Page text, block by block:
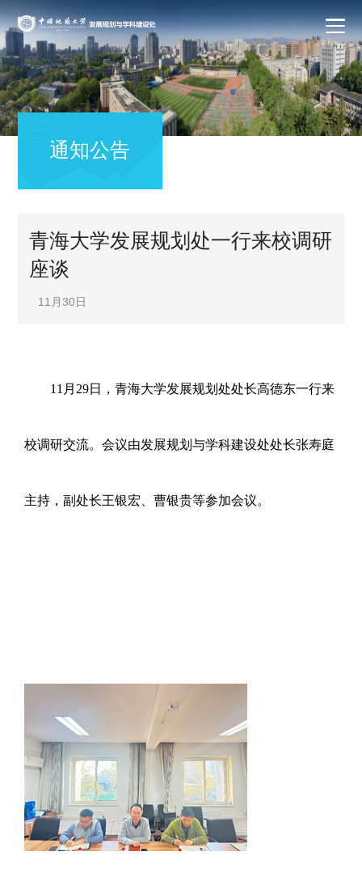
通知公告
青海大学发展规划处一行来校调研
座谈
11月30日
11 月29日，青海大学发展规划处处长高德东一行来
校调研交流。会议由发展规划与学科建设处处长张寿庭
主持，副处长王银宏、曹银贵等参加会议。